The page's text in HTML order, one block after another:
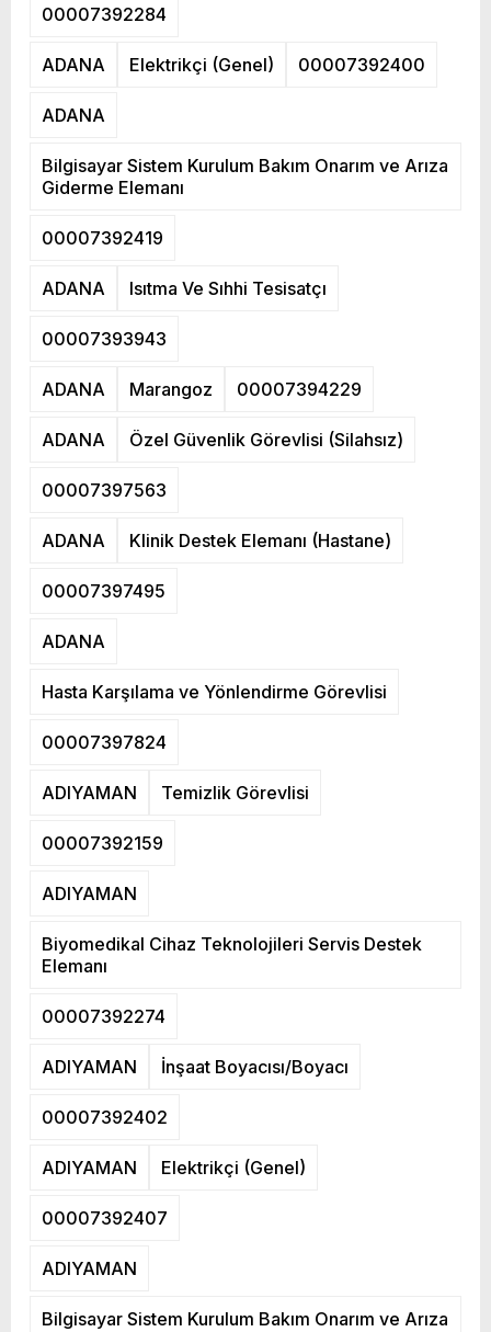
00007392284
ADANA Elektrikçi (Genel) 00007392400
ADANA
Bilgisayar Sistem Kurulum Bakım Onarım ve Arıza
Giderme Elemanı
00007392419
ADANA Isıtma Ve Sıhhi Tesisatçı
00007393943
ADANA Marangoz 00007394229
ADANA Özel Güvenlik Görevlisi (Silahsız)
00007397563
ADANA Klinik Destek Elemanı (Hastane)
00007397495
ADANA
Hasta Karşılama ve Yönlendirme Görevlisi
00007397824
ADIYAMAN Temizlik Görevlisi
00007392159
ADIYAMAN
Biyomedikal Cihaz Teknolojileri Servis Destek
Elemanı
00007392274
ADIYAMAN İnşaat Boyacısı/Boyacı
00007392402
ADIYAMAN Elektrikçi (Genel)
00007392407
ADIYAMAN
Bilgisayar Sistem Kurulum Bakım Onarım ve Arıza